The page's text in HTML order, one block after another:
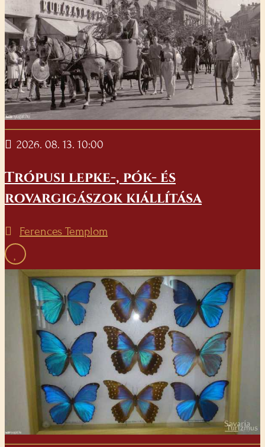
2026. 08. 13. 10:00
Trópusi lepke-, pók- és
rovargigászok kiállítása
Ferences Templom